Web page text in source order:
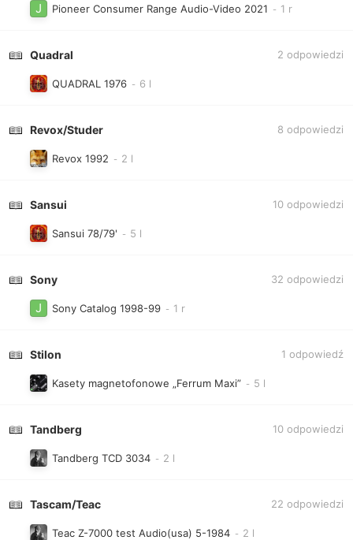
Pioneer Consumer Range Audio-Video 2021
Quadral 2 odpowiedzi
QUADRAL 1976
Revox/Studer 8 odpowiedzi
Revox 1992
Sansui 10 odpowiedzi
Sansui 78/79'
Sony 32 odpowiedzi
Sony Catalog 1998-99
Stilon 1 odpowiedź
Kasety magnetofonowe „Ferrum Maxi”
Tandberg 10 odpowiedzi
Tandberg TCD 3034
Tascam/Teac 22 odpowiedzi
Teac Z-7000 test Audio(usa) 5-1984